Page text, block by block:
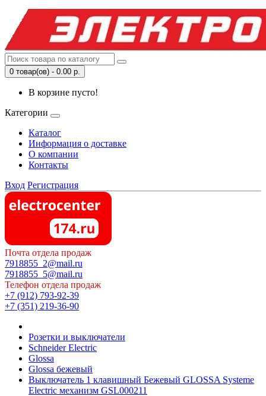
0 товар(ов) - 0.00 р.
В корзине пусто!
Категории
Каталог
Информация о доставке
О компании
Контакты
Вход Регистрация
Почта отдела продаж
7918855_2@mail.ru
7918855_5@mail.ru
Телефон отдела продаж
+7 (912) 793-92-39
+7 (351) 219-36-90
Розетки и выключатели
Schneider Electric
Glossa
Glossа бежевый
Выключатель 1 клавишный Бежевый GLOSSA Systeme
Electric механизм GSL000211